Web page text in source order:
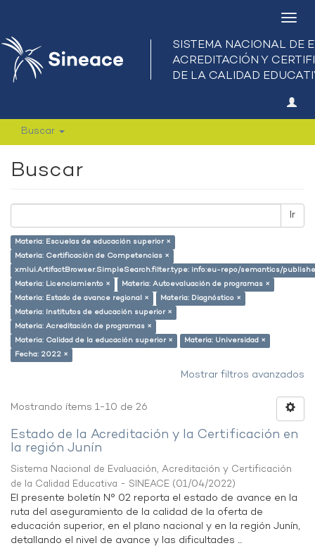
Buscar
Buscar
Ir
Materia: Escuelas de educación superior ×
Materia: Certificación de Competencias ×
xmlui.ArtifactBrowser.SimpleSearch.filter.type: info:eu-repo/semantics/
Materia: Licenciamiento ×
Materia: Autoevaluación de programas ×
Materia: Estado de avance regional ×
Materia: Diagnóstico ×
Materia: Institutos de educación superior ×
Materia: Acreditación de programas ×
Materia: Calidad de la educación superior ×
Materia: Universidad ×
Fecha: 2022 ×
Mostrar filtros avanzados
Mostrando ítems 1-10 de 26
Estado de la Acreditación y la Certificación en
la región Junín
Sistema Nacional de Evaluación, Acreditación y Certificación
de la Calidad Educativa - SINEACE (01/04/2022)
El presente boletín N° 02 reporta el estado de avance en la
ruta del aseguramiento de la calidad de la oferta de
educación superior, en el plano nacional y en la región Junín,
detallando el nivel de avance y las dificultades ...